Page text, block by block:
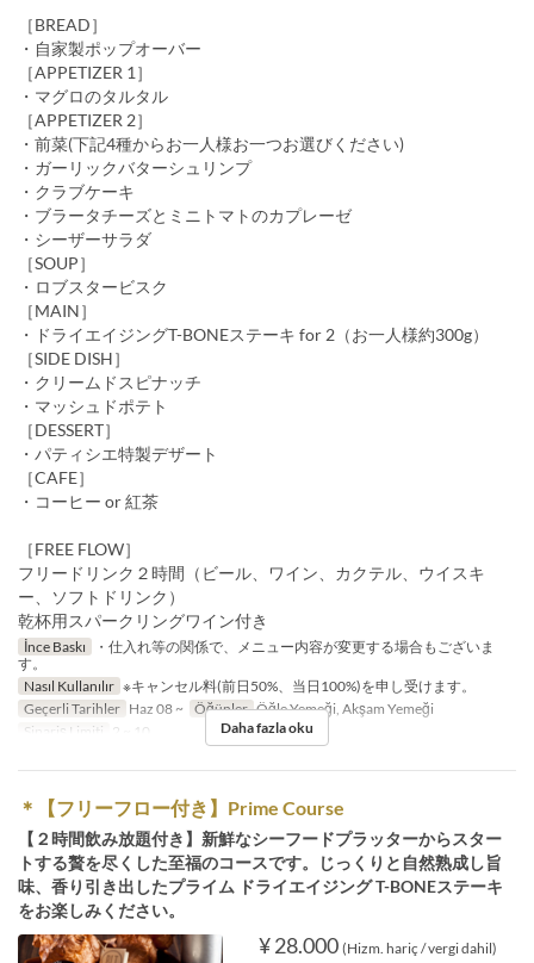
［BREAD］
・自家製ポップオーバー
［APPETIZER 1］
・マグロのタルタル
［APPETIZER 2］
・前菜(下記4種からお一人様お一つお選びください)
・ガーリックバターシュリンプ
・クラブケーキ
・ブラータチーズとミニトマトのカプレーゼ
・シーザーサラダ
［SOUP］
・ロブスタービスク
［MAIN］
・ドライエイジングT-BONEステーキ for 2（お一人様約300g）
［SIDE DISH］
・クリームドスピナッチ
・マッシュドポテト
［DESSERT］
・パティシエ特製デザート
［CAFE］
・コーヒー or 紅茶
［FREE FLOW］
フリードリンク２時間（ビール、ワイン、カクテル、ウイスキ
ー、ソフトドリンク）
乾杯用スパークリングワイン付き
İnce Baskı
・仕入れ等の関係で、メニュー内容が変更する場合もございま
す。
Nasıl Kullanılır ※キャンセル料(前日50%、当日100%)を申し受けます。
Geçerli Tarihler Haz 08 ~ Öğünler Öğle Yemeği, Akşam Yemeği
Sipariş Limiti 2 ~ 10 Daha fazla oku
＊【フリーフロー付き】Prime Course
【２時間飲み放題付き】新鮮なシーフードプラッターからスター
トする贅を尽くした至福のコースです。じっくりと自然熟成し旨
味、香り引き出したプライム ドライエイジング T-BONEステーキ
をお楽しみください。
¥ 28.000 (Hizm. hariç / vergi dahil)